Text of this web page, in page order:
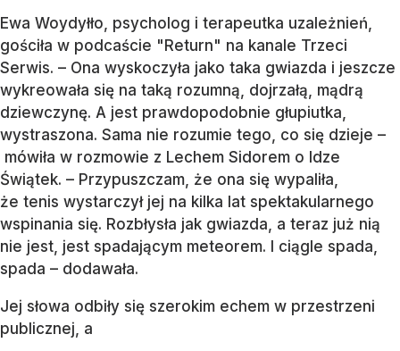
Ewa Woydyłło, psycholog i terapeutka uzależnień,
gościła w podcaście "Return" na kanale Trzeci
Serwis. – Ona wyskoczyła jako taka gwiazda i jeszcze
wykreowała się na taką rozumną, dojrzałą, mądrą
dziewczynę. A jest prawdopodobnie głupiutka,
wystraszona. Sama nie rozumie tego, co się dzieje –
mówiła w rozmowie z Lechem Sidorem o Idze
Świątek. – Przypuszczam, że ona się wypaliła,
że tenis wystarczył jej na kilka lat spektakularnego
wspinania się. Rozbłysła jak gwiazda, a teraz już nią
nie jest, jest spadającym meteorem. I ciągle spada,
spada – dodawała.
Jej słowa odbiły się szerokim echem w przestrzeni
publicznej, a